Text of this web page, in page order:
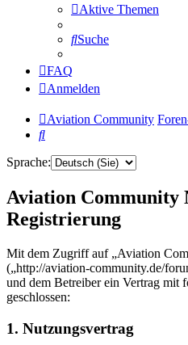
Aktive Themen
Suche
FAQ
Anmelden
Aviation Community
Suche
Sprache:
Aviation Community
Registrierung
Mit dem Zugriff auf „Aviation
(„http://aviation-community.de/
und dem Betreiber ein Vertrag mit
geschlossen:
1. Nutzungsvertrag